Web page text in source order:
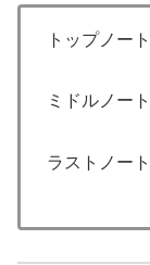
トップノー
ミドルノー
ラストノー